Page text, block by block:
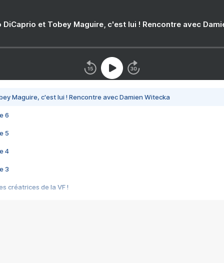
DiCaprio et Tobey Maguire, c'est lui ! Rencontre avec
Maguire, c'est lui ! Rencontre avec Damien Witecka
6
5
4
3
créatrices de la VF !